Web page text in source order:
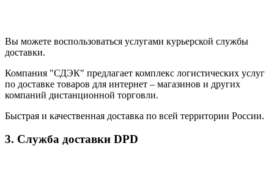
Вы можете воспользоваться услугами курьерской службы
доставки.
Компания "СДЭК" предлагает комплекс логистических услуг
по доставке товаров для интернет – магазинов и других
компаний дистанционной торговли.
Быстрая и качественная доставка по всей территории России.
3. Служба доставки DPD